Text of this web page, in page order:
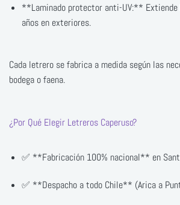
**Laminado protector anti-UV:**
años en exteriores.
Cada letrero se fabrica a medida según las
bodega o faena.
¿Por Qué Elegir Letreros Caperuso?
✅ **Fabricación 100% nacional** en
✅ **Despacho a todo Chile** (Arica a